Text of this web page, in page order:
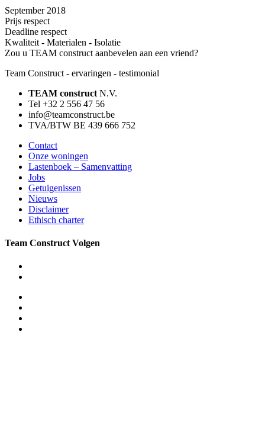
September 2018
Prijs respect
Deadline respect
Kwaliteit - Materialen - Isolatie
Zou u TEAM construct aanbevelen aan een vriend?
Team Construct - ervaringen - testimonial
TEAM construct N.V.
Tel +32 2 556 47 56
info@teamconstruct.be
TVA/BTW BE 439 666 752
Contact
Onze woningen
Lastenboek – Samenvatting
Jobs
Getuigenissen
Nieuws
Disclaimer
Ethisch charter
Team Construct Volgen